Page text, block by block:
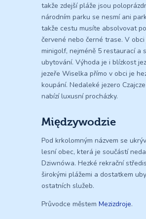
takže zdejší pláže jsou
národním parku se nesmí ani
takže cestu musíte absolvovat
červené nebo černé trase. V obci
minigolf, nejméně 5 restaurací a
ubytování. Výhoda je i blízkost
jezeře Wiselka přímo v obci je
koupání. Nedaleké jezero
nabízí luxusní procházky.
Międzywodzie
Pod krkolomným názvem se
lesní obec, která je součástí
Dziwnówa. Hezké rekrační
širokými plážemi a dostatkem
ostatních služeb.
Průvodce městem Mezizdroje.